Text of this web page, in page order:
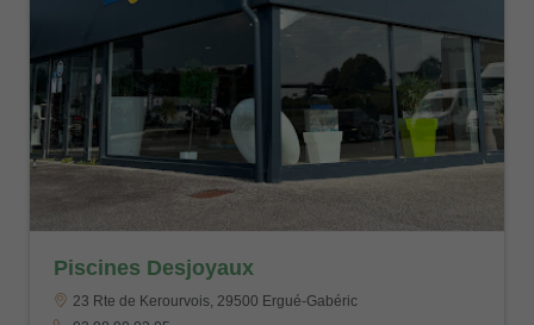
Piscines Desjoyaux
23 Rte de Kerourvois, 29500 Ergué-Gabéric